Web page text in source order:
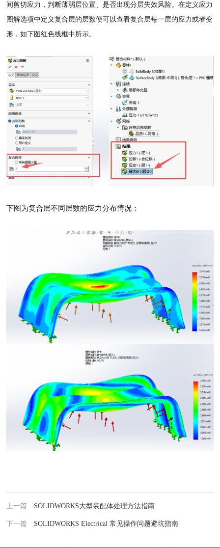
间剪切应力，判断薄弱层位置、是否出现分层失效风险。在定义应力
图解选项中定义复合层的层数便可以查看复合层每一层的应力或者变
形，如下图红色线框中所示。
下图为复合层不同层数的应力分布情况：
上一篇 SOLIDWORKS大型装配体处理方法指南
下一篇 SOLIDWORKS Electrical 常见操作问题避坑指南